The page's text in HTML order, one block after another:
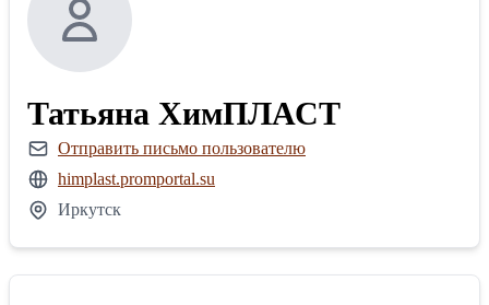
Татьяна ХимПЛАСТ
Отправить письмо пользователю
himplast.promportal.su
Иркутск